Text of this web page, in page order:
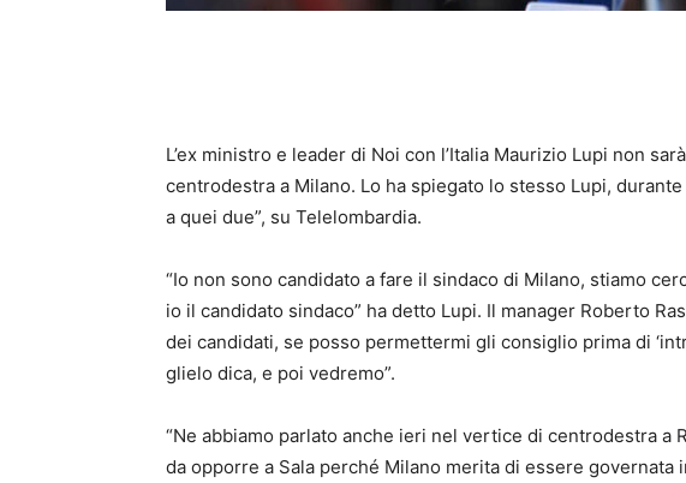
L’ex ministro e leader di Noi con l’Italia Maurizio Lupi non
centrodestra a Milano. Lo ha spiegato lo stesso Lupi,
a quei due”, su Telelombardia.
“Io non sono candidato a fare il sindaco di Milano, stiamo
io il candidato sindaco” ha detto Lupi. Il manager Roberto
dei candidati, se posso permettermi gli consiglio prima di
glielo dica, e poi vedremo”.
“Ne abbiamo parlato anche ieri nel vertice di centrodestra a
da opporre a Sala perché Milano merita di essere governata